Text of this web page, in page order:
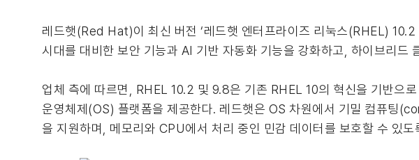
레드햇(Red Hat)이 최신 버전 ‘레드햇 엔터프라이즈 리눅스(RHEL)
시대를 대비한 보안 기능과 AI 기반 자동화 기능을 강화하고, 하이브리드
업체 측에 따르면, RHEL 10.2 및 9.8은 기존 RHEL 10의 혁신을 기반으
운영체제(OS) 플랫폼을 제공한다. 레드햇은 OS 차원에서 기밀 컴퓨팅
을 지원하며, 메모리와 CPU에서 처리 중인 민감 데이터를 보호할 수 있도